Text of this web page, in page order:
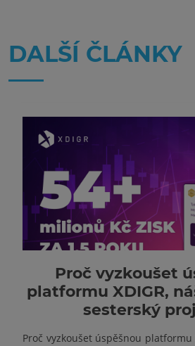
DALŠÍ ČLÁNKY
Proč vyzkoušet
platformu XDIGR,
sesterský
Proč vyzkoušet úspěšnou platformu